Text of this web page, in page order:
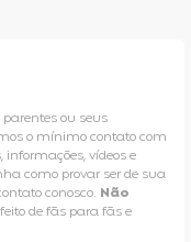
ou seus
o mínimo contato com
informações, vídeos e
como provar ser de sua
conosco. Não
de fãs para fãs e